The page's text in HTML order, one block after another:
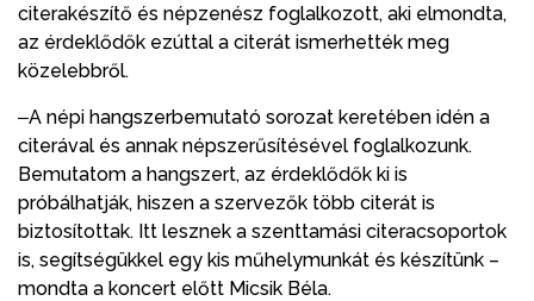
citerakészítő és népzenész foglalkozott, aki elmondta,
az érdeklődők ezúttal a citerát ismerhették meg
közelebbről.
‒A népi hangszerbemutató sorozat keretében idén a
citerával és annak népszerűsítésével foglalkozunk.
Bemutatom a hangszert, az érdeklődők ki is
próbálhatják, hiszen a szervezők több citerát is
biztosítottak. Itt lesznek a szenttamási citeracsoportok
is, segítségükkel egy kis műhelymunkát és készítünk –
mondta a koncert előtt Micsik Béla.